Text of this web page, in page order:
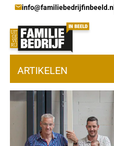
info@familiebedrijfinbeeld.nl
ARTIKELEN